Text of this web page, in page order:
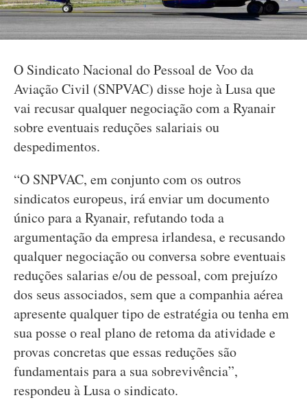
O Sindicato Nacional do Pessoal de Voo da
Aviação Civil (SNPVAC) disse hoje à Lusa que
vai recusar qualquer negociação com a Ryanair
sobre eventuais reduções salariais ou
despedimentos.
“O SNPVAC, em conjunto com os outros
sindicatos europeus, irá enviar um documento
único para a Ryanair, refutando toda a
argumentação da empresa irlandesa, e recusando
qualquer negociação ou conversa sobre eventuais
reduções salarias e/ou de pessoal, com prejuízo
dos seus associados, sem que a companhia aérea
apresente qualquer tipo de estratégia ou tenha em
sua posse o real plano de retoma da atividade e
provas concretas que essas reduções são
fundamentais para a sua sobrevivência”,
respondeu à Lusa o sindicato.